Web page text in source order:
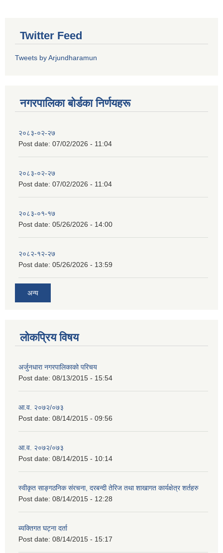
Twitter Feed
Tweets by Arjundharamun
नगरपालिका बाेर्डका निर्णयहरू
२०८३-०२-२७
Post date: 07/02/2026 - 11:04
२०८३-०२-२७
Post date: 07/02/2026 - 11:04
२०८३-०१-१७
Post date: 05/26/2026 - 14:00
२०८२-१२-२७
Post date: 05/26/2026 - 13:59
अन्य
लोकप्रिय विषय
अर्जुनधारा नगरपालिकाको परिचय
Post date: 08/13/2015 - 15:54
आ.व. २०७२/०७३
Post date: 08/14/2015 - 09:56
आ.व. २०७२/०७३
Post date: 08/14/2015 - 10:14
स्वीकृत साङ्गठनिक संरचना, दरबन्दी तेरिज तथा शाखागत कार्यक्षेत्र शर्तहरु
Post date: 08/14/2015 - 12:28
ब्यक्तिगत घट्ना दर्ता
Post date: 08/14/2015 - 15:17